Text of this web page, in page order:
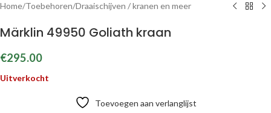
Home/Toebehoren/Draaischijven / kranen en meer
Märklin 49950 Goliath kraan
€295.00
Uitverkocht
Toevoegen aan verlanglijst